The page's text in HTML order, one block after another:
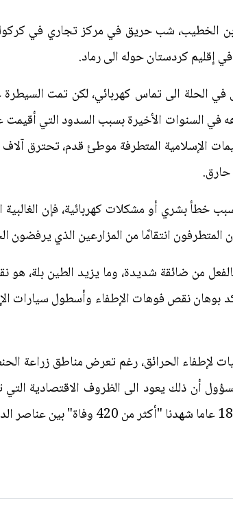
الخطيب، شب حريق في مركز تجاري في
إقليم كردستان حوله الى رماد.
الى تماس كهربائي، لكن تمت السيطرة
50 في المائة من مياهه في السنوات الأخيرة بسبب
الإسلامية المتطرفة موطئ قدم، تحترق آلاف
بشري أو مشكلات كهربائية، فإن
انتقامًا من المزارعين الذي يرفضون
من ضائقة شديدة، وما يزيد الطين بلة، هو
بوهان نقص فوهات الإطفاء وأسطول سيارات
لإطفاء الحرائق، رغم تعرض مناطق زراعة
أن ذلك يعود الى الظروف الاقتصادية التي